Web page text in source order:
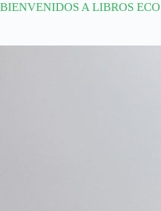
BIENVENIDOS A LIBROS ECO